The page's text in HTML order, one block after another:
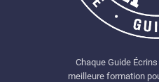
Chaque Guide
meilleure formation